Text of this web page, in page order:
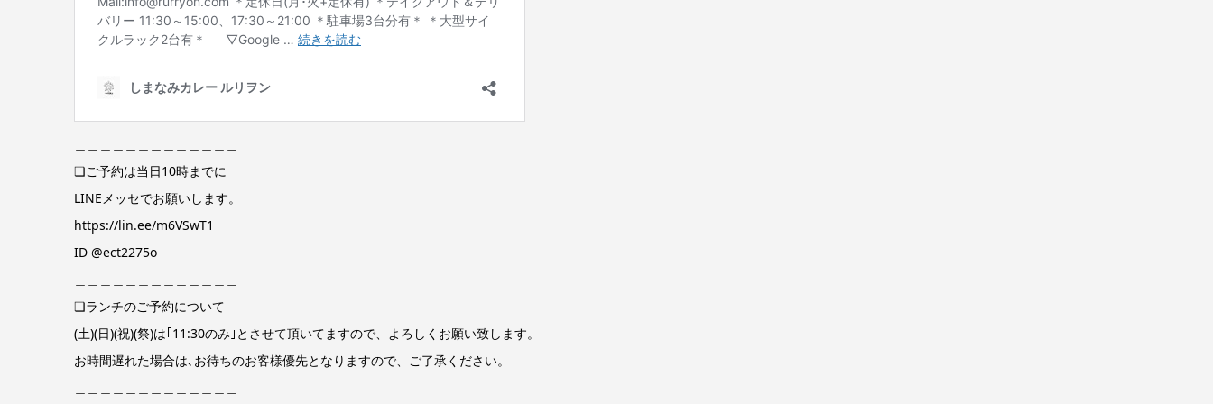
❏ご予約は当日10時までに
LINEメッセでお願いします。
https://lin.ee/m6VSwT1
ID @ect2275o
❏ランチのご予約について
(土)(日)(祝)(祭)は｢11:30のみ｣とさせて頂いてますので、よろしくお願い致します。
お時間遅れた場合は､お待ちのお客様優先となりますので、ご了承ください。